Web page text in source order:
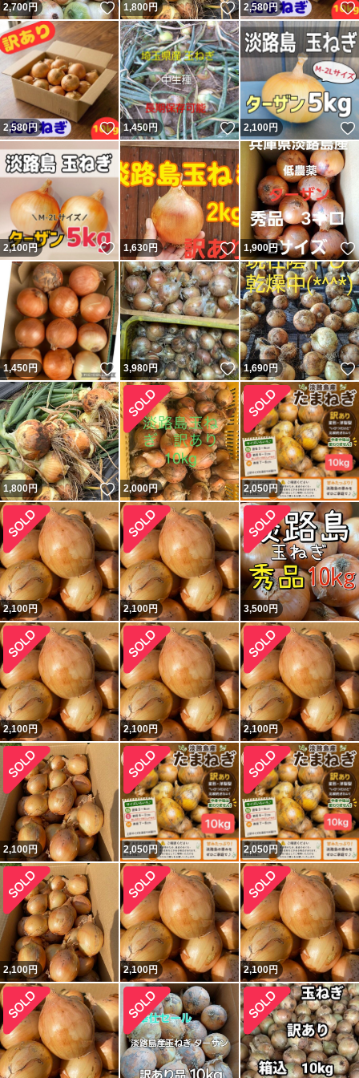
2,700円 いいね！
1,800円 いいね！
2,580円
2,580円 いいね！
1,450円 いいね！
2,100円
2,100円 いいね！
1,630円 いいね！
1,900円
1,450円 いいね！
3,980円 いいね！
1,690円
1,800円 いいね！
2,000円 2,050円
2,100円 2,100円 3,500円
2,100円 2,100円 2,100円
2,100円 2,050円 2,050円
2,100円 2,100円 2,100円